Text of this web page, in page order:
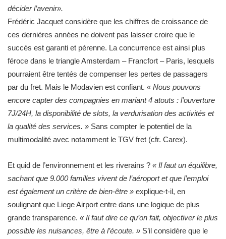
décider l’avenir».
Frédéric Jacquet considère que les chiffres de croissance de
ces dernières années ne doivent pas laisser croire que le
succès est garanti et pérenne. La concurrence est ainsi plus
féroce dans le triangle Amsterdam – Francfort – Paris, lesquels
pourraient être tentés de compenser les pertes de passagers
par du fret. Mais le Modavien est confiant. « Nous pouvons
encore capter des compagnies en mariant 4 atouts : l’ouverture
7J/24H, la disponibilité de slots, la verdurisation des activités et
la qualité des services. » Sans compter le potentiel de la
multimodalité avec notamment le TGV fret (cfr. Carex).
Et quid de l’environnement et les riverains ? « Il faut un équilibre,
sachant que 9.000 familles vivent de l’aéroport et que l’emploi
est également un critère de bien-être » explique-t-il, en
soulignant que Liege Airport entre dans une logique de plus
grande transparence. « Il faut dire ce qu’on fait, objectiver le plus
possible les nuisances, être à l’écoute. » S’il considère que le